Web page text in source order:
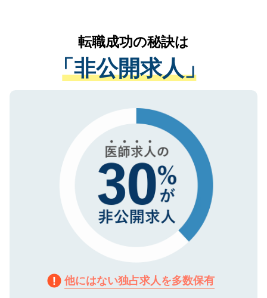
は、個人情報の取り扱いについての厳密な
管理基準を満たした事業者のみに付与され
る、プライバシーマークを取得済みです。
ご登録いただいた個人情報は、SSL（デー
で、機密保持に関してもご安心ください。
かがいして、現在の医療機関の状況や紹介
経験をまじえながら、適切なアドバイスを
させていただきます。すぐにご転職をされ
ない方には、長期的なサポートが可能です
ので、まずはご登録ください。
転職成功の秘訣は
「非公開求人」
他にはない独占求人を多数保有